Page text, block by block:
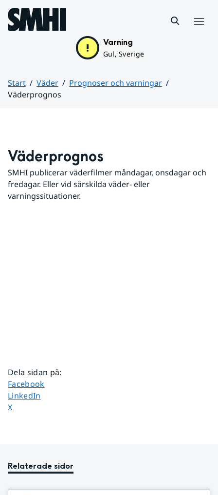
Hoppa till sidans innehåll
Varning
Gul, Sverige
Start Väder
Prognoser och varningar
Väderprognos
Väderprognos
SMHI publicerar väderfilmer måndagar, onsdagar och
fredagar. Eller vid särskilda väder- eller
varningssituationer.
Dela sidan på:
Dela sidan på
Facebook
Dela sidan på
LinkedIn
Dela sidan på
X
Relaterade sidor